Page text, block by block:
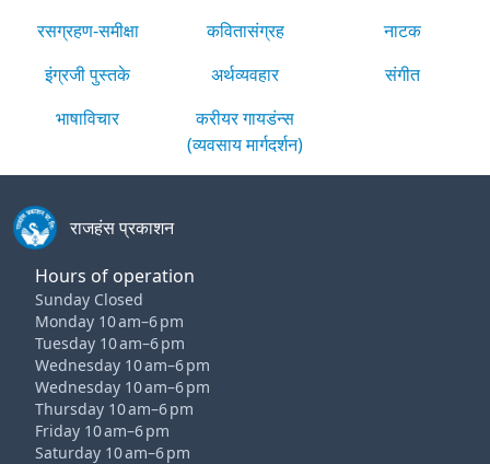
रसग्रहण-समीक्षा कवितासंग्रह
नाटक
इंग्रजी पुस्तके
अर्थव्यवहार
संगीत
भाषाविचार
करीयर गायडंन्स
(व्यवसाय मार्गदर्शन)
राजहंस प्रकाशन
Hours of operation
Sunday Closed
Monday 10 am–6 pm
Tuesday 10 am–6 pm
Wednesday 10 am–6 pm
Wednesday 10 am–6 pm
Thursday 10 am–6 pm
Friday 10 am–6 pm
Saturday 10 am–6 pm